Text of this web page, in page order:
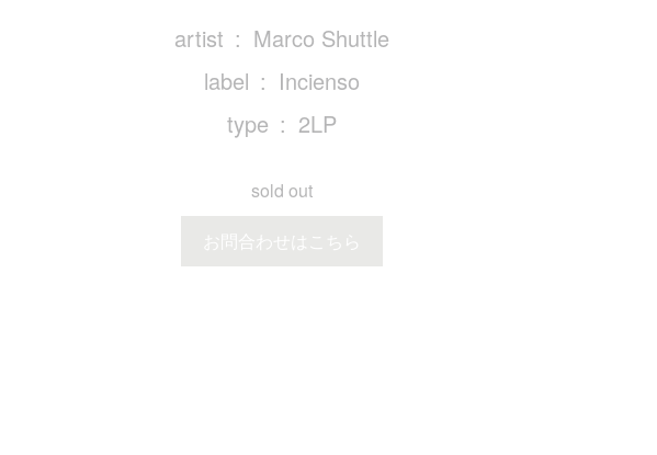
artist
Marco Shuttle
label
Incienso
type
2LP
sold out
お問合わせはこちら